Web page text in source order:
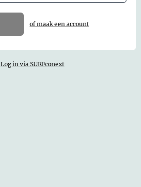
of maak een account
Log in via SURFconext